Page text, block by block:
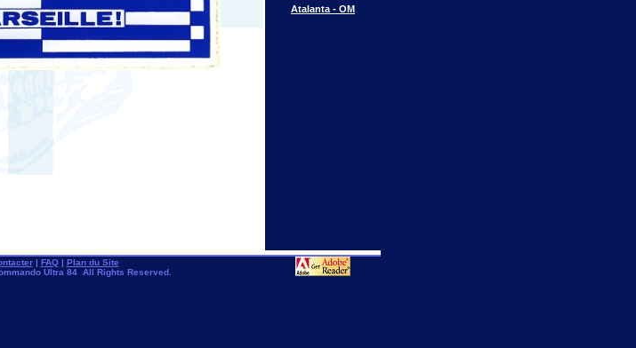
Atalanta - OM
| FAQ| Plan du Site
Ultra 84 All Rights Reserved.